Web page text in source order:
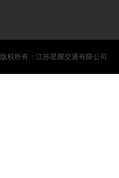
版权所有：江苏星耀交通有限公司